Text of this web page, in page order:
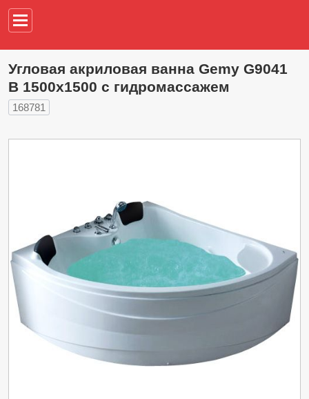
Угловая акриловая ванна Gemy G9041
B 1500х1500 с гидромассажем
168781